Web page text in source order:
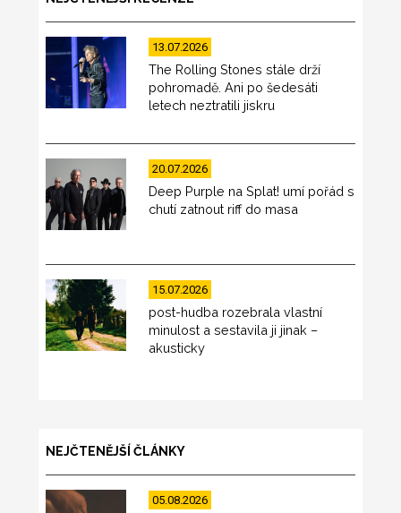
13.07.2026
The Rolling Stones stále drží
pohromadě. Ani po šedesáti
letech neztratili jiskru
20.07.2026
Deep Purple na Splat! umí pořád s
chutí zatnout riff do masa
15.07.2026
post-hudba rozebrala vlastní
minulost a sestavila ji jinak –
akusticky
NEJČTENĚJŠÍ ČLÁNKY
05.08.2026